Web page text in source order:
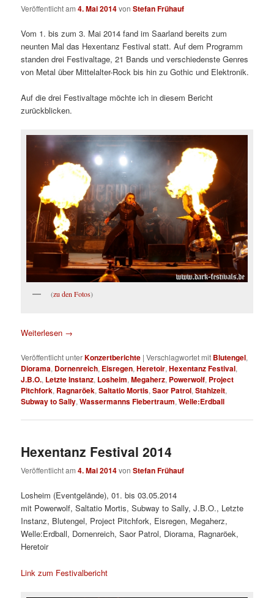
Veröffentlicht am4. Mai 2014vonStefan Frühauf
Vom 1. bis zum 3. Mai 2014 fand im Saarland bereits zum
neunten Mal das Hexentanz Festival statt. Auf dem Programm
standen drei Festivaltage, 21 Bands und verschiedenste Genres
von Metal über Mittelalter-Rock bis hin zu Gothic und Elektronik.
Auf die drei Festivaltage möchte ich in diesem Bericht
zurückblicken.
(zu den Fotos)
Weiterlesen →
Veröffentlicht unterKonzertberichte |Verschlagwortet mit Blutengel,
Diorama, Dornenreich, Eisregen,Heretoir,Hexentanz Festival,
J.B.O., Letzte Instanz, Losheim,Megaherz, Powerwolf, Project
Pitchfork, Ragnaröek,Saltatio Mortis,Saor Patrol,Stahlzeit,
Subway to Sally,Wassermanns Fiebertraum,Welle:Erdball
Hexentanz Festival 2014
Veröffentlicht am4. Mai 2014vonStefan Frühauf
Losheim (Eventgelände), 01. bis 03.05.2014
mit Powerwolf, Saltatio Mortis, Subway to Sally, J.B.O., Letzte
Instanz, Blutengel, Project Pitchfork, Eisregen, Megaherz,
Welle:Erdball, Dornenreich, Saor Patrol, Diorama, Ragnaröek,
Heretoir
Link zum Festivalbericht